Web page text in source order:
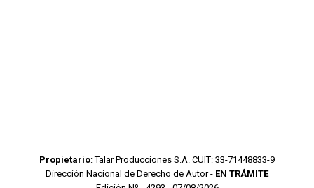
Propietario: Talar Producciones S.A. CUIT: 33-71448833-9
Dirección Nacional de Derecho de Autor - EN TRÁMITE